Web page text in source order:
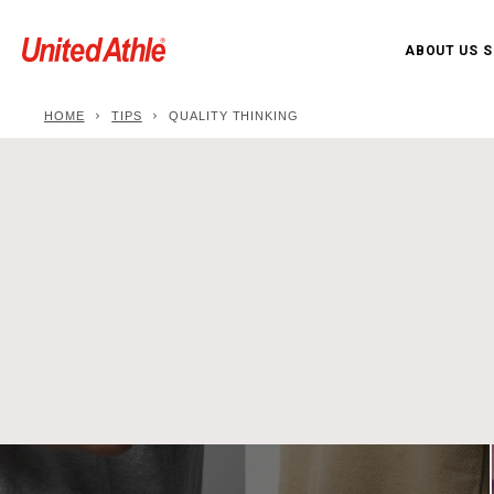
ABOUT US
HOME TIPS QUALITY THINKING